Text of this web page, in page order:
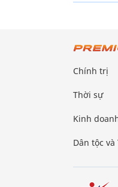
Chính trị
Thời sự
Kinh
Dân tộc